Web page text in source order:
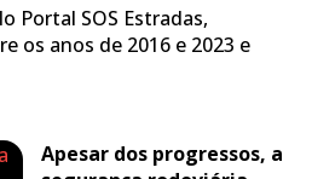
Portal SOS Estradas,
os anos de 2016 e 2023 e
Apesar dos progressos, a